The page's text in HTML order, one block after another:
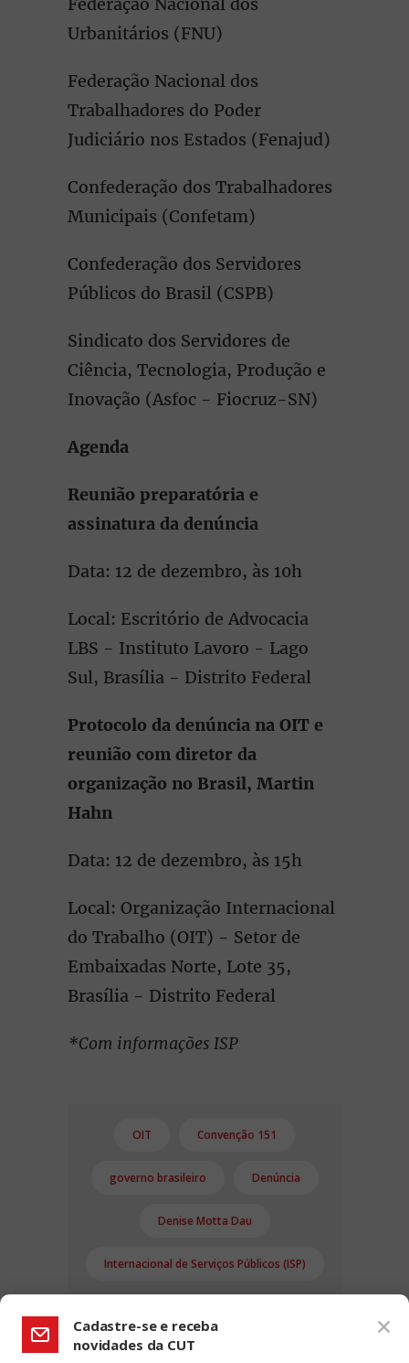
Urbanitários (FNU)
Federação Nacional dos
Trabalhadores do Poder
Judiciário nos Estados (Fenajud)
Confederação dos Trabalhadores
Municipais (Confetam)
Confederação dos Servidores
Públicos do Brasil (CSPB)
Sindicato dos Servidores de
Ciência, Tecnologia, Produção e
Inovação (Asfoc - Fiocruz-SN)
Agenda
Reunião preparatória e
assinatura da denúncia
Data: 12 de dezembro, às 10h
Local: Escritório de Advocacia
LBS - Instituto Lavoro - Lago
Sul, Brasília - Distrito Federal
Protocolo da denúncia na OIT e
reunião com diretor da
organização no Brasil, Martin
Hahn
Data: 12 de dezembro, às 15h
Local: Organização Internacional
do Trabalho (OIT) - Setor de
Embaixadas Norte, Lote 35,
Brasília - Distrito Federal
*Com informações ISP
OIT Convenção 151
governo brasileiro Denúncia
Denise Motta Dau
Internacional de Serviços Públicos (ISP)
Cadastre-se e receba
novidades da CUT